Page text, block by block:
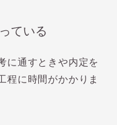
ている
に通すときや内定を
程に時間がかかりま